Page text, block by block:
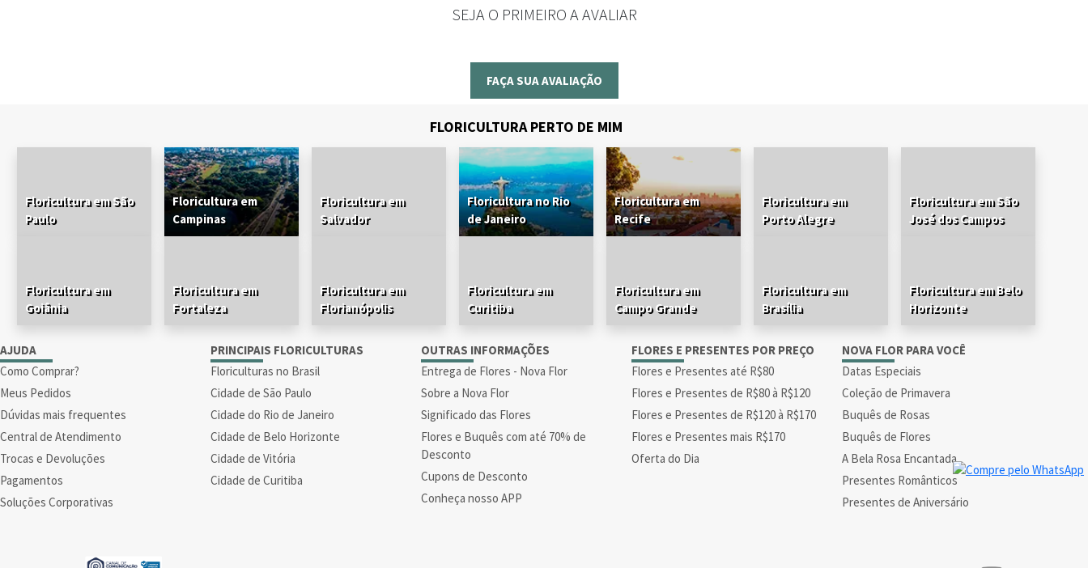
SEJA O PRIMEIRO A AVALIAR
FAÇA SUA AVALIAÇÃO
FLORICULTURA PERTO DE MIM
Floricultura em São
Paulo
Floricultura em
Campinas
Floricultura em
Salvador
Floricultura no Rio
de Janeiro
Floricultura em
Recife
Floricultura em
Porto Alegre
Floricultura em São
José dos Campos
Floricultura em
Goiânia
Floricultura em
Fortaleza
Floricultura em
Florianópolis
Floricultura em
Curitiba
Floricultura em
Campo Grande
Floricultura em
Brasília
Floricultura em Belo
Horizonte
AJUDA
Como Comprar?
Meus Pedidos
Dúvidas mais frequentes
Central de Atendimento
Trocas e Devoluções
Pagamentos
Soluções Corporativas
PRINCIPAIS FLORICULTURAS
Floriculturas no Brasil
Cidade de São Paulo
Cidade do Rio de Janeiro
Cidade de Belo Horizonte
Cidade de Vitória
Cidade de Curitiba
OUTRAS INFORMAÇÕES
Entrega de Flores - Nova Flor
Sobre a Nova Flor
Significado das Flores
Flores e Buquês com até 70% de
Desconto
Cupons de Desconto
Conheça nosso APP
FLORES E PRESENTES POR PREÇO
Flores e Presentes até R$80
Flores e Presentes de R$80 à R$120
Flores e Presentes de R$120 à R$170
Flores e Presentes mais R$170
Oferta do Dia
NOVA FLOR PARA VOCÊ
Datas Especiais
Coleção de Primavera
Buquês de Rosas
Buquês de Flores
A Bela Rosa Encantada
Presentes Românticos
Presentes de Aniversário